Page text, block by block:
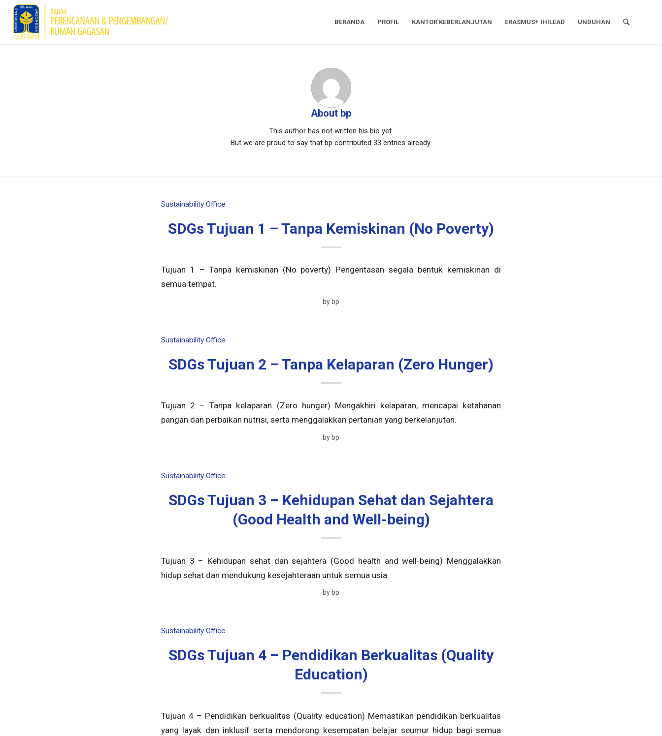
BERANDA PROFIL KANTOR KEBERLANJUTAN ERASMUS+ IHILEAD UNDUHAN
About bp
This author has not written his bio yet.
But we are proud to say that bp contributed 33 entries already.
Sustainability Office
SDGs Tujuan 1 – Tanpa Kemiskinan (No Poverty)
Tujuan 1 – Tanpa kemiskinan (No poverty) Pengentasan segala bentuk kemiskinan di
semua tempat.
by bp
Sustainability Office
SDGs Tujuan 2 – Tanpa Kelaparan (Zero Hunger)
Tujuan 2 – Tanpa kelaparan (Zero hunger) Mengakhiri kelaparan, mencapai ketahanan
pangan dan perbaikan nutrisi, serta menggalakkan pertanian yang berkelanjutan.
by bp
Sustainability Office
SDGs Tujuan 3 – Kehidupan Sehat dan Sejahtera
(Good Health and Well-being)
Tujuan 3 – Kehidupan sehat dan sejahtera (Good health and well-being) Menggalakkan
hidup sehat dan mendukung kesejahteraan untuk semua usia.
by bp
Sustainability Office
SDGs Tujuan 4 – Pendidikan Berkualitas (Quality
Education)
Tujuan 4 – Pendidikan berkualitas (Quality education) Memastikan pendidikan berkualitas
yang layak dan inklusif serta mendorong kesempatan belajar seumur hidup bagi semua